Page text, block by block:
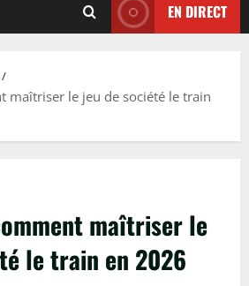
EN DIRECT
maîtriser le jeu de société le train
maîtriser le
le train en 2026